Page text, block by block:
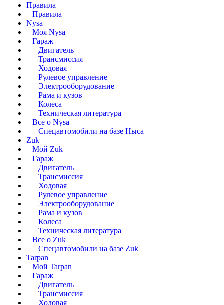
Правила
Правила
Nysa
Моя Nysa
Гараж
Двигатель
Трансмиссия
Ходовая
Рулевое управление
Электрооборудование
Рама и кузов
Колеса
Техническая литература
Все о Nysa
Спецавтомобили на базе Ныса
Zuk
Мой Zuk
Гараж
Двигатель
Трансмиссия
Ходовая
Рулевое управление
Электрооборудование
Рама и кузов
Колеса
Техническая литература
Все о Zuk
Спецавтомобили на базе Zuk
Tarpan
Мой Tarpan
Гараж
Двигатель
Трансмиссия
Ходовая